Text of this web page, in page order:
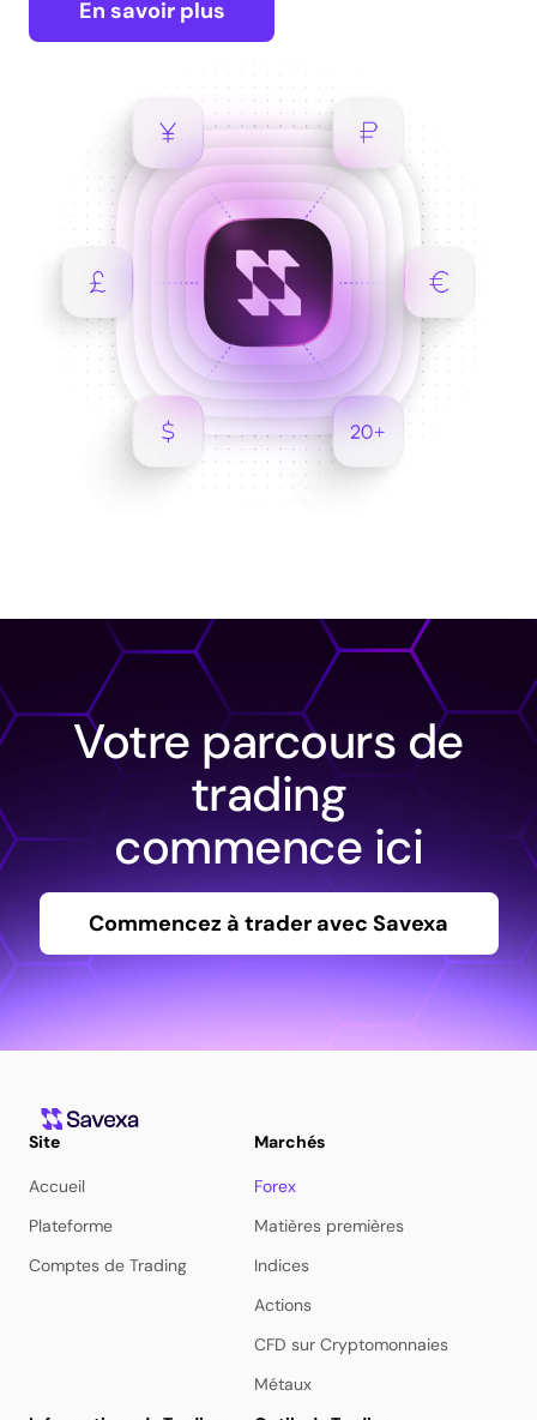
En savoir plus
Votre parcours de
trading
commence ici
Commencez à trader avec Savexa
Site
Accueil
Plateforme
Comptes de Trading
Marchés
Forex
Matières premières
Indices
Actions
CFD sur Cryptomonnaies
Métaux